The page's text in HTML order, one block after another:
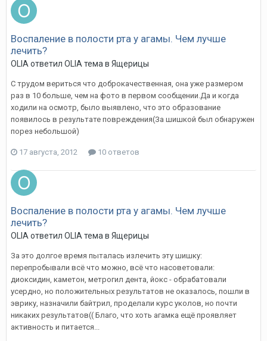
Воспаление в полости рта у агамы. Чем лучше
лечить?
OLIA ответил OLIA тема в Ящерицы
С трудом вериться что доброкачественная, она уже размером
раз в 10 больше, чем на фото в первом сообщении.Да и когда
ходили на осмотр, было выявлено, что это образование
появилось в результате повреждения(За шишкой был обнаружен
порез небольшой)
17 августа, 2012 10 ответов
Воспаление в полости рта у агамы. Чем лучше
лечить?
OLIA ответил OLIA тема в Ящерицы
За это долгое время пыталась излечить эту шишку:
перепробывали всё что можно, всё что насоветовали:
диоксидин, каметон, метрогил дента, йокс - обрабатовали
усердно, но положительных результатов не оказалось, пошли в
эврику, назначили байтрил, проделали курс уколов, но почти
никаких результатов(( Благо, что хоть агамка ещё проявляет
активность и питается...